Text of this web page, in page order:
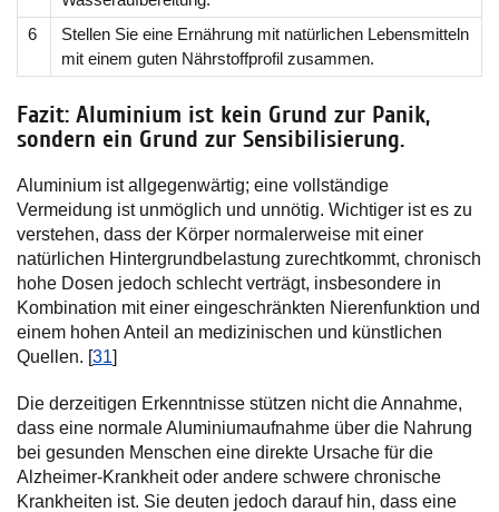
6
Stellen Sie eine Ernährung mit natürlichen Lebensmitteln
mit einem guten Nährstoffprofil zusammen.
Fazit: Aluminium ist kein Grund zur Panik,
sondern ein Grund zur Sensibilisierung.
Aluminium ist allgegenwärtig; eine vollständige
Vermeidung ist unmöglich und unnötig. Wichtiger ist es zu
verstehen, dass der Körper normalerweise mit einer
natürlichen Hintergrundbelastung zurechtkommt, chronisch
hohe Dosen jedoch schlecht verträgt, insbesondere in
Kombination mit einer eingeschränkten Nierenfunktion und
einem hohen Anteil an medizinischen und künstlichen
Quellen. [31]
Die derzeitigen Erkenntnisse stützen nicht die Annahme,
dass eine normale Aluminiumaufnahme über die Nahrung
bei gesunden Menschen eine direkte Ursache für die
Alzheimer-Krankheit oder andere schwere chronische
Krankheiten ist. Sie deuten jedoch darauf hin, dass eine